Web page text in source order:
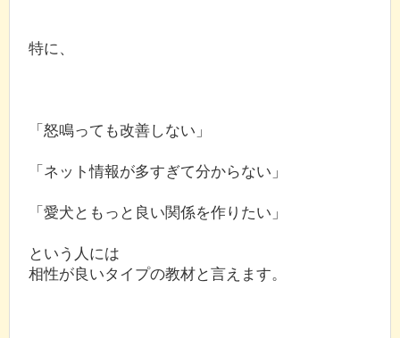
特に、
「怒鳴っても改善しない」
「ネット情報が多すぎて分からない」
「愛犬ともっと良い関係を作りたい」
という人には
相性が良いタイプの教材と言えます。